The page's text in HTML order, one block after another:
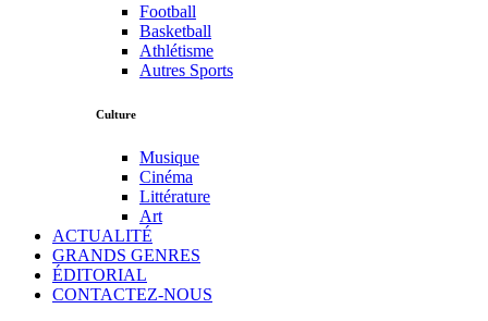
Football
Basketball
Athlétisme
Autres Sports
Culture
Musique
Cinéma
Littérature
Art
ACTUALITÉ
GRANDS GENRES
ÉDITORIAL
CONTACTEZ-NOUS